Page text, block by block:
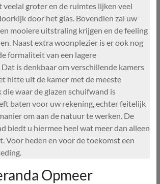
groter en de ruimtes lijken veel
door het glas. Bovendien zal uw
mooiere uitstraling krijgen en de feeling
Naast extra woonplezier is er ook nog
formaliteit van een lagere
is denkbaar om verschillende kamers
hitte uit de kamer met de meeste
waar de glazen schuifwand is
baten voor uw rekening, echter feitelijk
om aan de natuur te werken. De
biedt u hiermee heel wat meer dan alleen
Voor heden en voor de toekomst een
Opmeer